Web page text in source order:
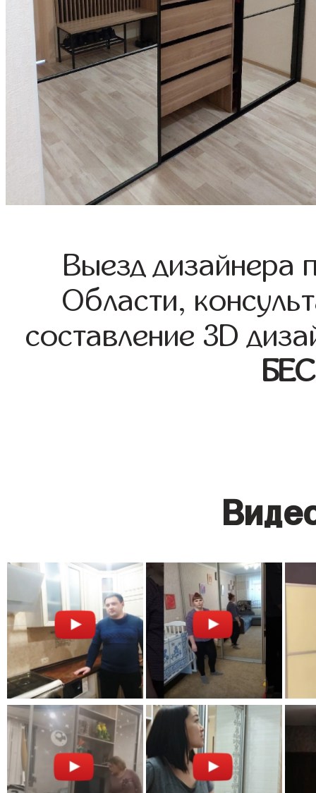
Выезд дизайнера
Области,
составление 3D